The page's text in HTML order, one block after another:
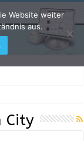
Codes für das Spiel
City
Website weiter
aus.